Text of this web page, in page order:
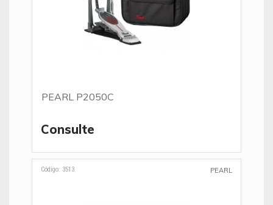
PEARL P2050C
Consulte
Código: 3513 PEARL